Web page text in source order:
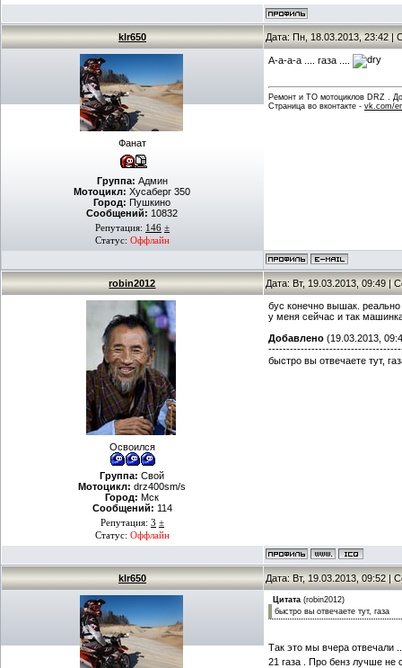
klr650 Дата: Пн, 18.03.2013, 23:42 |
Фанат
Группа: Админ
Мотоцикл: Хусаберг 350
Город: Пушкино
Сообщений: 10832
Репутация: 146 ±
Статус: Оффлайн
А-а-а-а .... газа ....
Ремонт и ТО мотоциклов DRZ .
Страница во вконтакте - vk.com/
robin2012 Дата: Вт, 19.03.2013, 09:49 |
Освоился
Группа: Свой
Мотоцикл: drz400sm/s
Город: Мск
Сообщений: 114
Репутация: 3 ±
Статус: Оффлайн
бус конечно вышак.
у меня сейчас и так
Добавлено (19.03.2013,
быстро вы отвечаете тут,
klr650 Дата: Вт, 19.03.2013, 09:52 |
Цитата (robin2012)
быстро вы отвечаете тут, газа
Так это мы вчера отвечали
21 газа . Про бенз лучше не